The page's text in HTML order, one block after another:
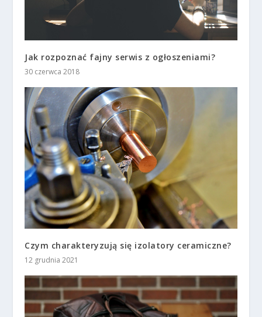
Jak rozpoznać fajny serwis z ogłoszeniami?
30 czerwca 2018
Czym charakteryzują się izolatory ceramiczne?
12 grudnia 2021